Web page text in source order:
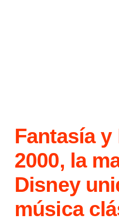
Blog
STORE
Fantasía y
2000, la
Disney
música